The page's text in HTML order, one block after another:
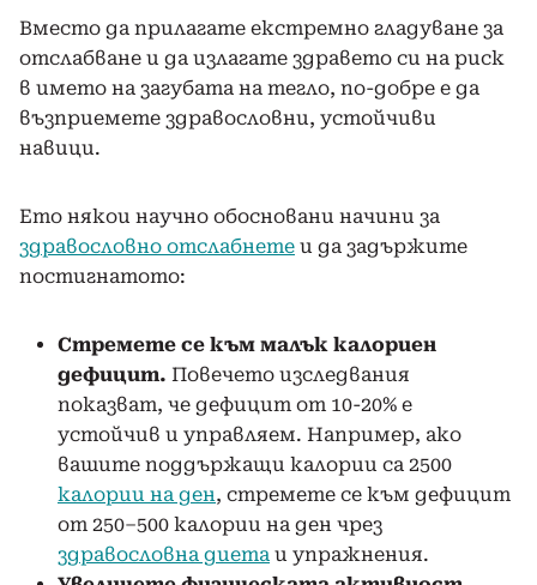
Вместо да прилагате екстремно гладуване за
отслабване и да излагате здравето си на риск
в името на загубата на тегло, по-добре е да
възприемете здравословни, устойчиви
навици.
Ето някои научно обосновани начини за
здравословно отслабнете и да задържите
постигнатото:
Стремете се към малък калориен
дефицит. Повечето изследвания
показват, че дефицит от 10-20% е
устойчив и управляем. Например, ако
вашите поддържащи калории са 2500
калории на ден, стремете се към дефицит
от 250–500 калории на ден чрез
здравословна диета и упражнения.